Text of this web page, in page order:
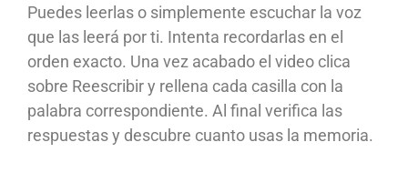
Puedes leerlas o simplemente escuchar la voz
que las leerá por ti. Intenta recordarlas en el
orden exacto. Una vez acabado el video clica
sobre Reescribir y rellena cada casilla con la
palabra correspondiente. Al final verifica las
respuestas y descubre cuanto usas la memoria.